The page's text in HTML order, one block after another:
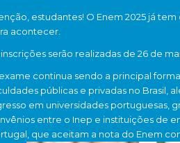
estudantes! O Enem 2025 já
acontecer.
inscrições serão realizadas de 26 de
continua sendo a principal
públicas e privadas no Brasil,
em universidades portuguesas,
entre o Inep e instituições de
que aceitam a nota do Enem